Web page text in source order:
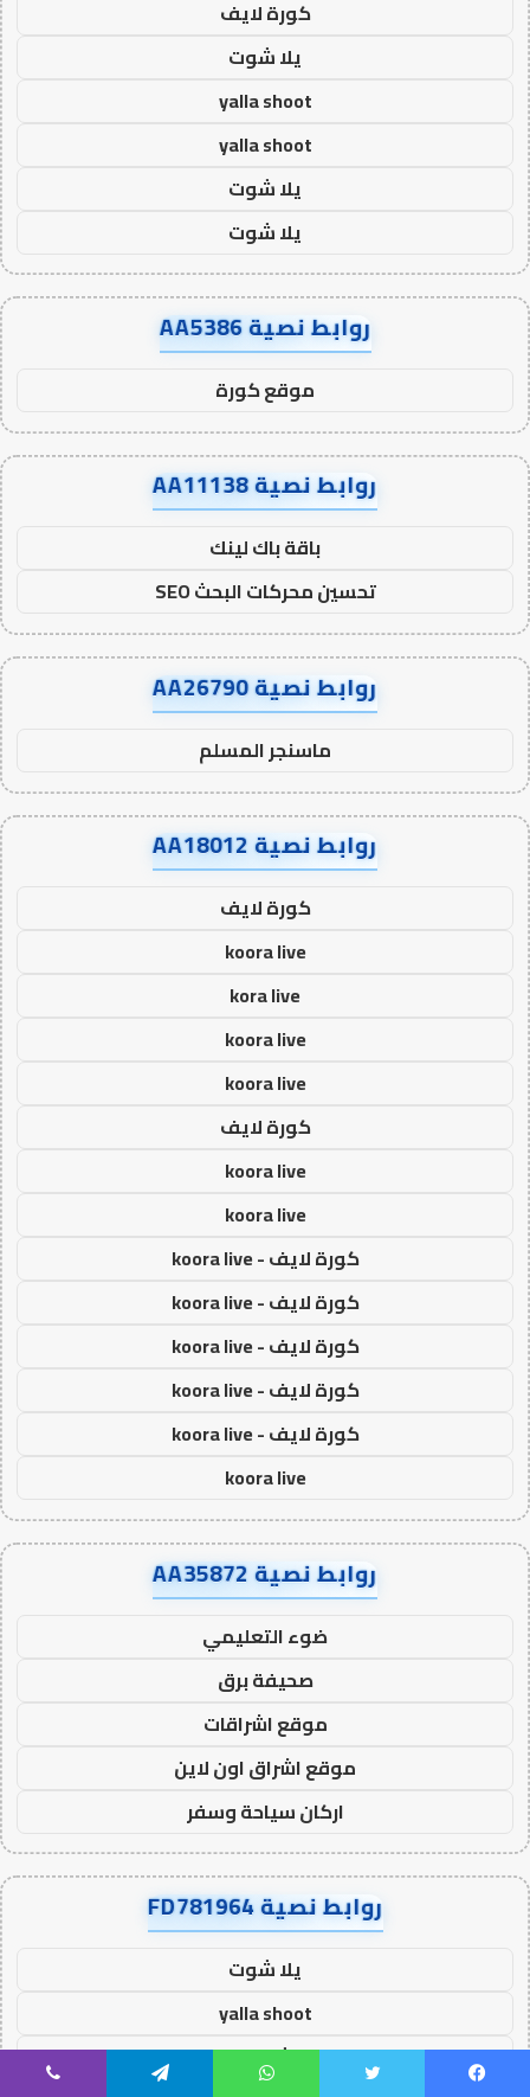
كورة لايف
يلا شوت
yalla shoot
yalla shoot
يلا شوت
يلا شوت
روابط نصية AA5386
موقع كورة
روابط نصية AA11138
باقة باك لينك
تحسين محركات البحث SEO
روابط نصية AA26790
ماسنجر المسلم
روابط نصية AA18012
كورة لايف
koora live
kora live
koora live
koora live
كورة لايف
koora live
koora live
كورة لايف - koora live
كورة لايف - koora live
كورة لايف - koora live
كورة لايف - koora live
كورة لايف - koora live
koora live
روابط نصية AA35872
ضوء التعليمي
صحيفة برق
موقع اشراقات
موقع اشراق اون لاين
اركان سياحة وسفر
روابط نصية FD781964
يلا شوت
yalla shoot
يلا شوت زون